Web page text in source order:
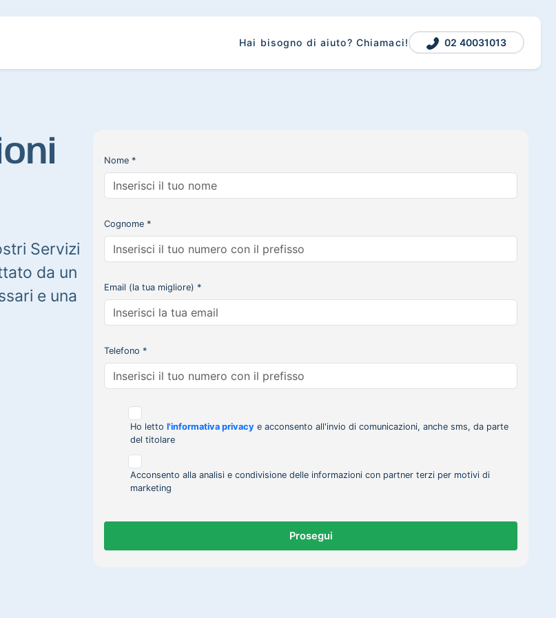
Hai bisogno di aiuto? Chiamaci! 02 40031013
Servizi
da un
e una
Nome *
Cognome *
Email (la tua migliore) *
Telefono *
Ho letto l'informativa privacy e acconsento all'invio di comunicazioni, anche sms, da parte
del titolare
Acconsento alla analisi e condivisione delle informazioni con partner terzi per motivi di
marketing